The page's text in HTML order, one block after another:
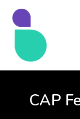
contenido
CAP